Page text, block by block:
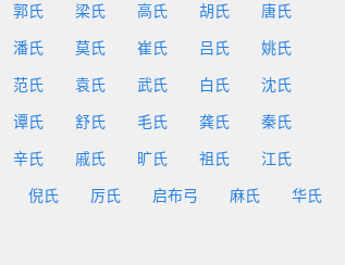
郭氏 梁氏 高氏 胡氏 唐氏
潘氏 莫氏 崔氏 吕氏 姚氏
范氏 袁氏 武氏 白氏 沈氏
谭氏 舒氏 毛氏 龚氏 秦氏
辛氏 戚氏 旷氏 祖氏 江氏
倪氏 厉氏 启布弓 麻氏 华氏